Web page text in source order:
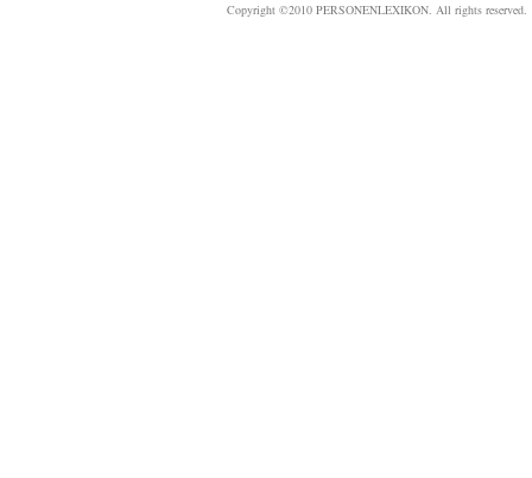
Copyright ©2010 PERSONENLEXIKON. All rights